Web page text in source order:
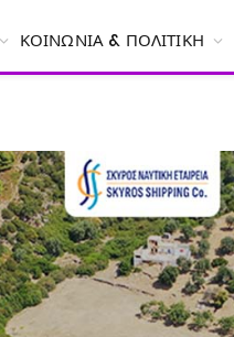
ΚΟΙΝΩΝΊΑ & ΠΟΛΙΤΙΚΉ